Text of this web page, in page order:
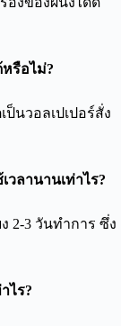
หรือไม่?
ป็นวอลเปเปอร์สั่ง
วลานานเท่าไร?
2-3 วันทำการ ซึ่ง
ไร?